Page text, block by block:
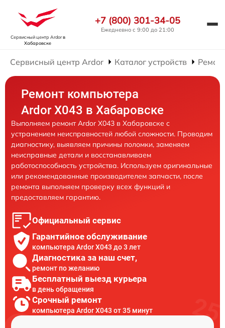
Сервисный центр Ardorв
Хабаровске
+7 (800) 301-34-05
Ежедневно с 9:00 до 21:00
Сервисный центр Ardor Каталог устройств
Ремонт компьютера
Ardor X043 в Хабаровске
Выполняем ремонт Ardor X043 в Хабаровске с
устранением неисправностей любой сложности. Проводим
диагностику, выявляем причины поломки, заменяем
неисправные детали и восстанавливаем
работоспособность устройства. Используем оригинальные
или рекомендованные производителем запчасти, после
ремонта выполняем проверку всех функций и
предоставляем гарантию.
Официальный сервис
Гарантийное обслуживание
компьютера Ardor X043 до 3 лет
Диагностика за наш счет,
ремонт по желанию
Бесплатный выезд курьера
в день обращения
Срочный ремонт
компьютера Ardor X043 от 35 минут